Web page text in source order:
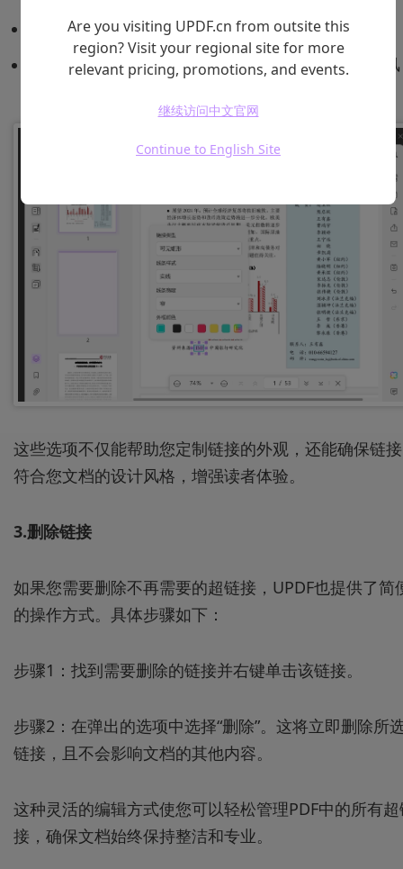
Are you visiting UPDF.cn from outsite this
region? Visit your regional site for more
relevant pricing, promotions, and events.
继续访问中文官网
Continue to English Site
线条宽度：自定义链接线条的粗细。
外框颜色：为链接框指定颜色，使其更符合文档的风
这些选项不仅能帮助您定制链接的外观，还能确保链接
符合您文档的设计风格，增强读者体验。
3.删除链接
如果您需要删除不再需要的超链接，UPDF也提供了简
的操作方式。具体步骤如下：
步骤1：找到需要删除的链接并右键单击该链接。
步骤2：在弹出的选项中选择“删除”。这将立即删除所
链接，且不会影响文档的其他内容。
这种灵活的编辑方式使您可以轻松管理PDF中的所有
接，确保文档始终保持整洁和专业。